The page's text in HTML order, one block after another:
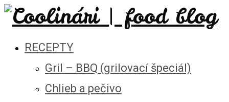
RECEPTY
Gril – BBQ (grilovací špeciál)
Chlieb a pečivo